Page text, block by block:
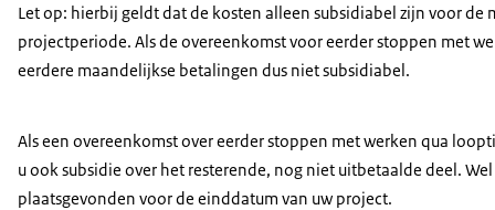
Let op: hierbij geldt dat de kosten alleen subsidiabel zijn voor
projectperiode. Als de overeenkomst voor eerder stoppen met
eerdere maandelijkse betalingen dus niet subsidiabel.
Als een overeenkomst over eerder stoppen met werken qua
u ook subsidie over het resterende, nog niet uitbetaalde deel.
plaatsgevonden voor de einddatum van uw project.